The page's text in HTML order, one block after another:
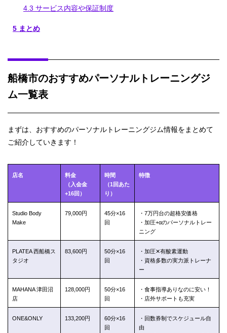
4.3 サービス内容や保証制度
5 まとめ
船橋市のおすすめパーソナルトレーニングジ
ム一覧表
まずは、おすすめのパーソナルトレーニングジム情報をまとめて
ご紹介していきます！
店名
料金
（入会金
+16回）
時間
（1回あた
り）
特徴
Studio Body
Make
79,000円
45分×16
回
・7万円台の超格安価格
・加圧+αのパーソナルトレー
ニング
PLATEA 西船橋ス
タジオ
83,600円
50分×16
回
・加圧✕有酸素運動
・資格多数の実力派トレーナ
ー
MAHANA 津田沼
店
128,000円
50分×16
回
・食事指導ありなのに安い！
・店外サポートも充実
ONE&ONLY 133,200円
60分×16
回
・回数券制でスケジュール自
由